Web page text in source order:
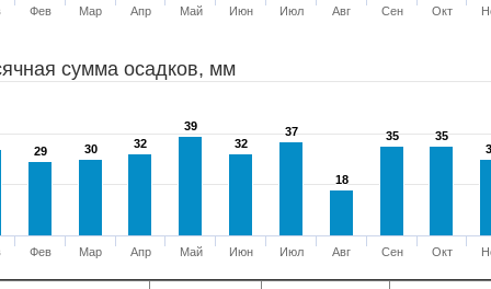
Фев Мар Апр Май Июн Июл Авг Сен Окт
сумма осадков, мм
29
29 30
30 32
32
39
39
32
32
37
37
18
18
35
35 35
35
Фев Мар Апр Май Июн Июл Авг Сен Окт